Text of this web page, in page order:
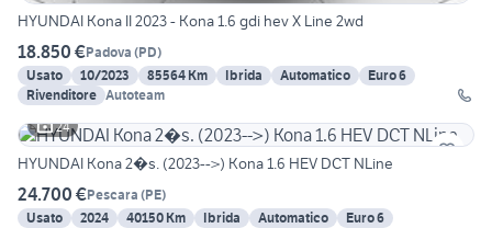
HYUNDAI Kona II 2023 - Kona 1.6 gdi hev X Line 2wd
18.850 €Padova (PD)
Usato
10/2023 85564 Km Ibrida Automatico
Euro 6
Rivenditore Autoteam
24
HYUNDAI Kona 2�s. (2023-->) Kona 1.6 HEV DCT NLine
24.700 €Pescara (PE)
Usato
2024 40150 Km Ibrida Automatico
Euro 6